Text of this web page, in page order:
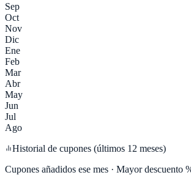
Sep
Oct
Nov
Dic
Ene
Feb
Mar
Abr
May
Jun
Jul
Ago
Historial de cupones (últimos 12 meses)
Cupones añadidos ese mes · Mayor descuento